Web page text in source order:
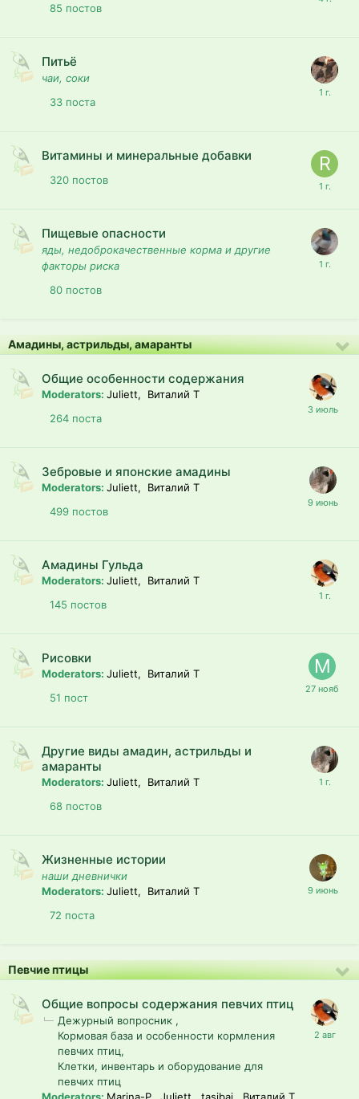
85 постов
Питьё
чаи, соки
33 поста
Витамины и минеральные добавки
320 постов
Пищевые опасности
яды, недоброкачественные корма и другие
факторы риска
80 постов
Амадины, астрильды, амаранты
Общие особенности содержания
Moderators: Juliett, Виталий T
264 поста
Зебровые и японские амадины
Moderators: Juliett, Виталий T
499 постов
Амадины Гульда
Moderators: Juliett, Виталий T
145 постов
Рисовки
Moderators: Juliett, Виталий T
51 пост
Другие виды амадин, астрильды и
амаранты
Moderators: Juliett, Виталий T
68 постов
Жизненные истории
наши дневнички
Moderators: Juliett, Виталий T
72 поста
Певчие птицы
Общие вопросы содержания певчих птиц
Дежурный вопросник
Кормовая база и особенности кормления
певчих птиц
Клетки, инвентарь и оборудование для
певчих птиц
Moderators: Marina-P, Juliett, tasibai, Виталий T